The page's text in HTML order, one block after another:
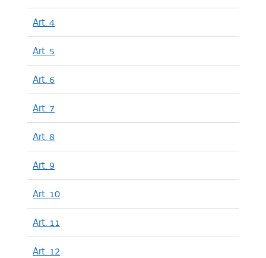
Art. 4
Art. 5
Art. 6
Art. 7
Art. 8
Art. 9
Art. 10
Art. 11
Art. 12